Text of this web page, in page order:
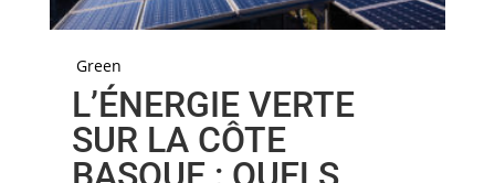
Green
L’ÉNERGIE VERTE
SUR LA CÔTE